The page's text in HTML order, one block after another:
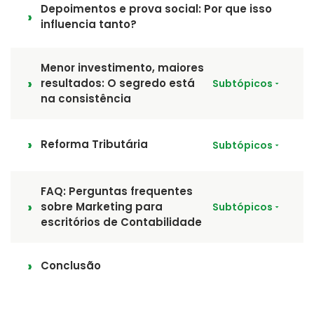
Depoimentos e prova social: Por que isso
influencia tanto?
Menor investimento, maiores
resultados: O segredo está
na consistência
Subtópicos
Reforma Tributária Subtópicos
FAQ: Perguntas frequentes
sobre Marketing para
escritórios de Contabilidade
Subtópicos
Conclusão